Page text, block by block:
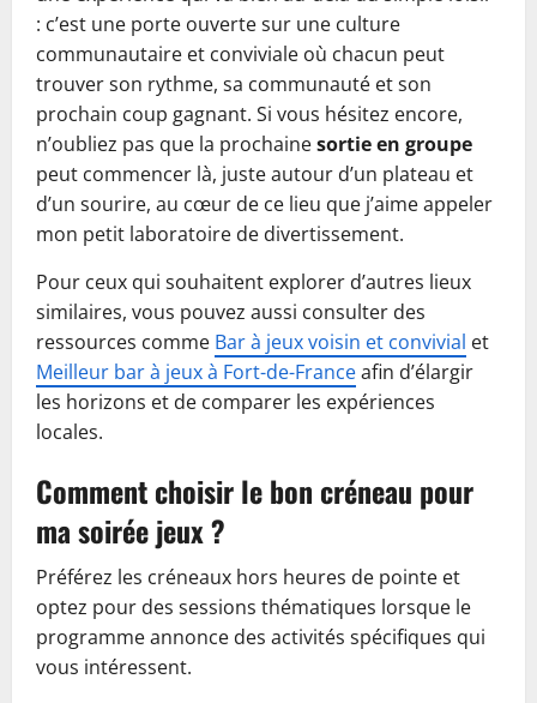
: c’est une porte ouverte sur une culture
communautaire et conviviale où chacun peut
trouver son rythme, sa communauté et son
prochain coup gagnant. Si vous hésitez encore,
n’oubliez pas que la prochainesortie en groupe
peut commencer là, juste autour d’un plateau et
d’un sourire, au cœur de ce lieu que j’aime appeler
mon petit laboratoire de divertissement.
Pour ceux qui souhaitent explorer d’autres lieux
similaires, vous pouvez aussi consulter des
ressources comme Bar à jeux voisin et convivial et
Meilleur bar à jeux à Fort-de-Franceafin d’élargir
les horizons et de comparer les expériences
locales.
Comment choisir le bon créneau pour
ma soirée jeux ?
Préférez les créneaux hors heures de pointe et
optez pour des sessions thématiques lorsque le
programme annonce des activités spécifiques qui
vous intéressent.